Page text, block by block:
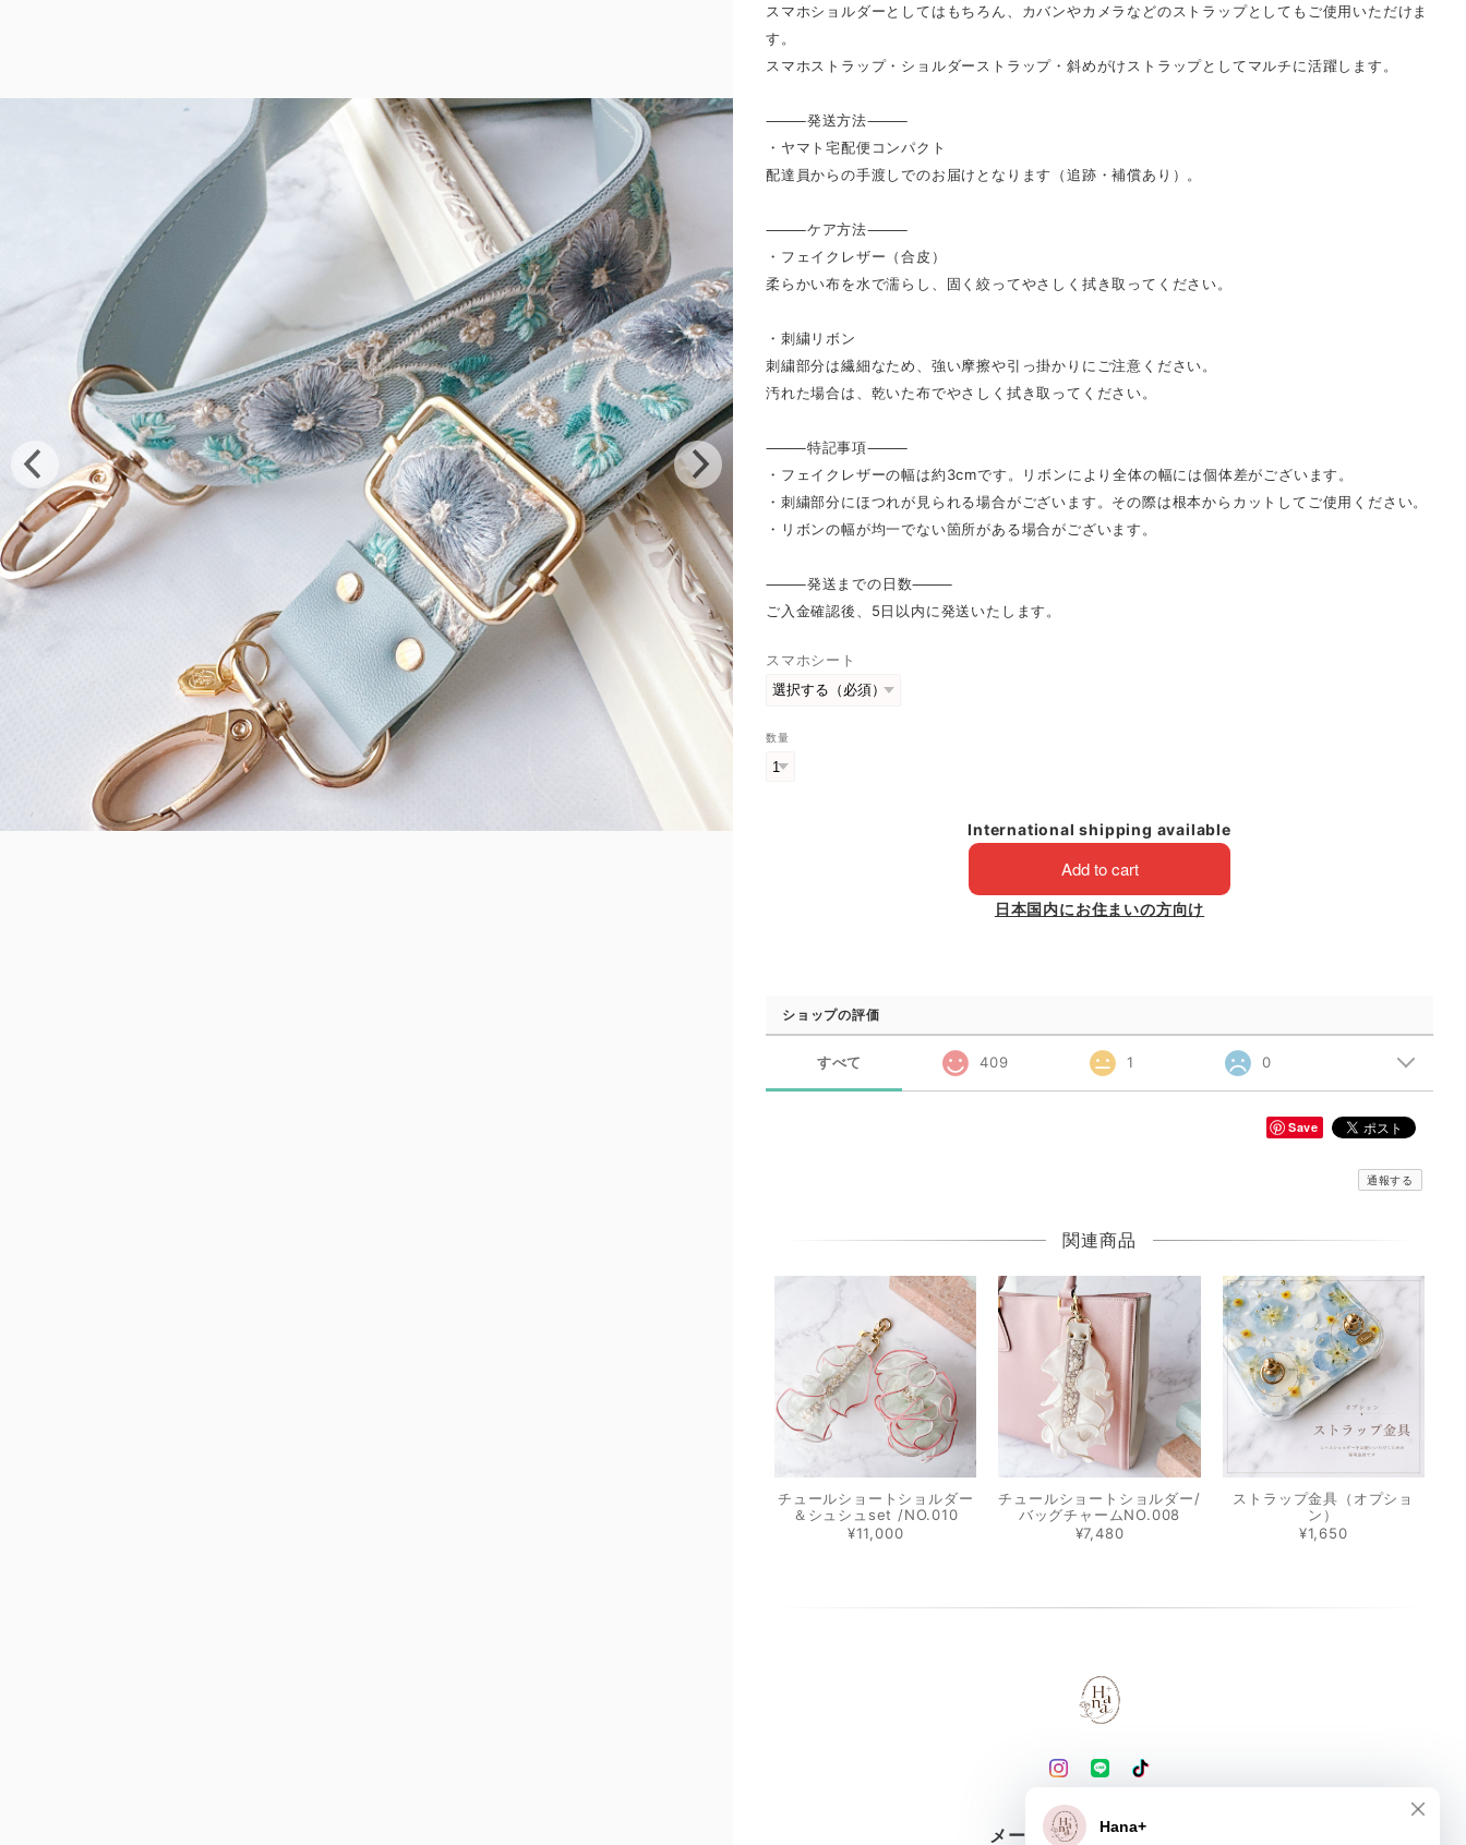
スマホショルダーとしてはもちろん、カバンやカメラなどのストラップとしてもご使用いただけま
す。
スマホストラップ・ショルダーストラップ・斜めがけストラップとしてマルチに活躍します。
⸻発送方法⸻
・ヤマト宅配便コンパクト
配達員からの手渡しでのお届けとなります（追跡・補償あり）。
⸻ケア方法⸻
・フェイクレザー（合皮）
柔らかい布を水で濡らし、固く絞ってやさしく拭き取ってください。
・刺繍リボン
刺繍部分は繊細なため、強い摩擦や引っ掛かりにご注意ください。
汚れた場合は、乾いた布でやさしく拭き取ってください。
⸻特記事項⸻
・フェイクレザーの幅は約3cmです。リボンにより全体の幅には個体差がございます。
・刺繍部分にほつれが見られる場合がございます。その際は根本からカットしてご使用ください。
・リボンの幅が均一でない箇所がある場合がございます。
⸻発送までの日数⸻
ご入金確認後、5日以内に発送いたします。
スマホシート
数量
International shipping available
Add to cart
日本国内にお住まいの方向け
ショップの評価
すべて 409 1 0
Save
通報する
関連商品
チュールショートショルダー
＆シュシュset /NO.010
¥11,000
チュールショートショルダー/
バッグチャームNO.008
¥7,480
ストラップ金具（オプショ
ン）
¥1,650
メールマガジンを受け取る